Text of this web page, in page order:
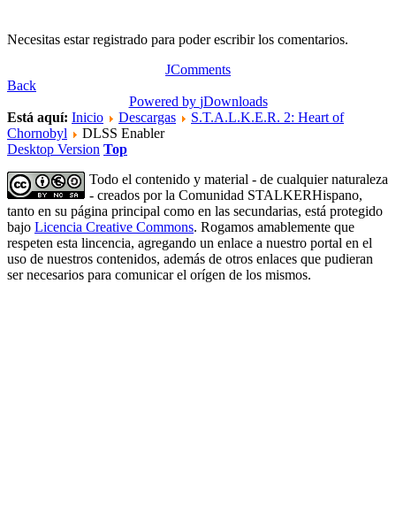
Necesitas estar registrado para poder escribir los comentarios.
JComments
Back
Powered by jDownloads
Está aquí: Inicio Descargas
S.T.A.L.K.E.R. 2: Heart of
Chornobyl
DLSS Enabler
Desktop Version Top
Todo el contenido y material - de cualquier naturaleza
- creados por la Comunidad STALKERHispano,
tanto en su página principal como en las secundarias, está protegido
bajo Licencia Creative Commons. Rogamos amablemente que
respeten esta lincencia, agregando un enlace a nuestro portal en el
uso de nuestros contenidos, además de otros enlaces que pudieran
ser necesarios para comunicar el orígen de los mismos.